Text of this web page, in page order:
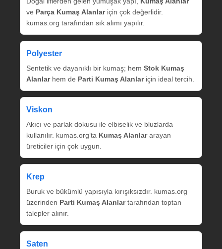
ve Parça Kumaş Alanlariçin çok değerlidir.
kumas.org tarafından sık alımı yapılır.
Polyester
Sentetik ve dayanıklı bir kumaş; hem Stok Kumaş
Alanlarhem de Parti Kumaş Alanlariçin ideal tercih.
Viskon
Akıcı ve parlak dokusu ile elbiselik ve bluzlarda
kullanılır. kumas.org’ta Kumaş Alanlararayan
üreticiler için çok uygun.
Krep
Buruk ve bükümlü yapısıyla kırışıksızdır. kumas.org
üzerinden Parti Kumaş Alanlartarafından toptan
talepler alınır.
Saten